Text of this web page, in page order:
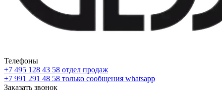
Телефоны
+7 495 128 43 58 отдел продаж
+7 991 291 48 58 только сообщения whatsapp
Заказать звонок